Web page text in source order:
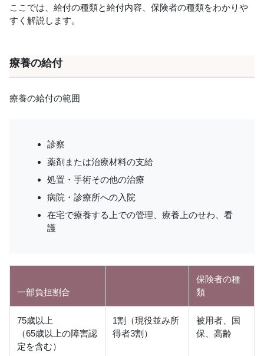
ここでは、給付の種類と給付内容、保険者の種類をわかりや
すく解説します。
療養の給付
療養の給付の範囲
診察
薬剤または治療材料の支給
処置・手術その他の治療
病院・診療所への入院
在宅で療養する上での管理、療養上のせわ、看
護
一部負担割合
保険者の種
類
75歳以上
（65歳以上の障害認
定を含む）
1割（現役並み所
得者3割）
被用者、国
保、高齢